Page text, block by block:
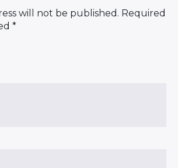
will not be published. Required
*